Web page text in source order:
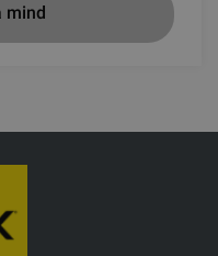
mind